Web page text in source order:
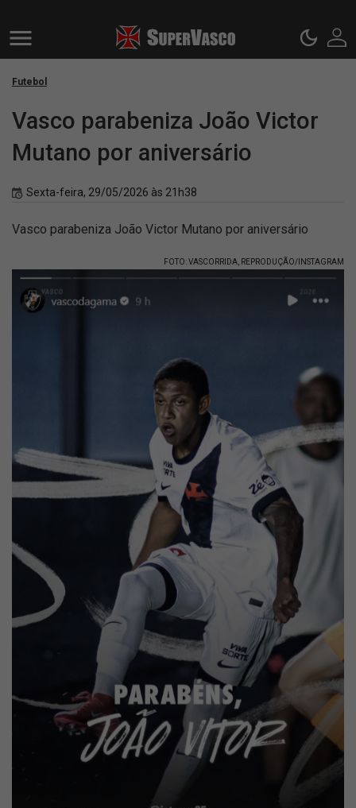
Futebol
Vasco parabeniza João Victor
Mutano por aniversário
Sexta-feira, 29/05/2026 às 21h38
Vasco parabeniza João Victor Mutano por aniversário
FOTO: VASCORRIDA, REPRODUÇÃO/INSTAGRAM